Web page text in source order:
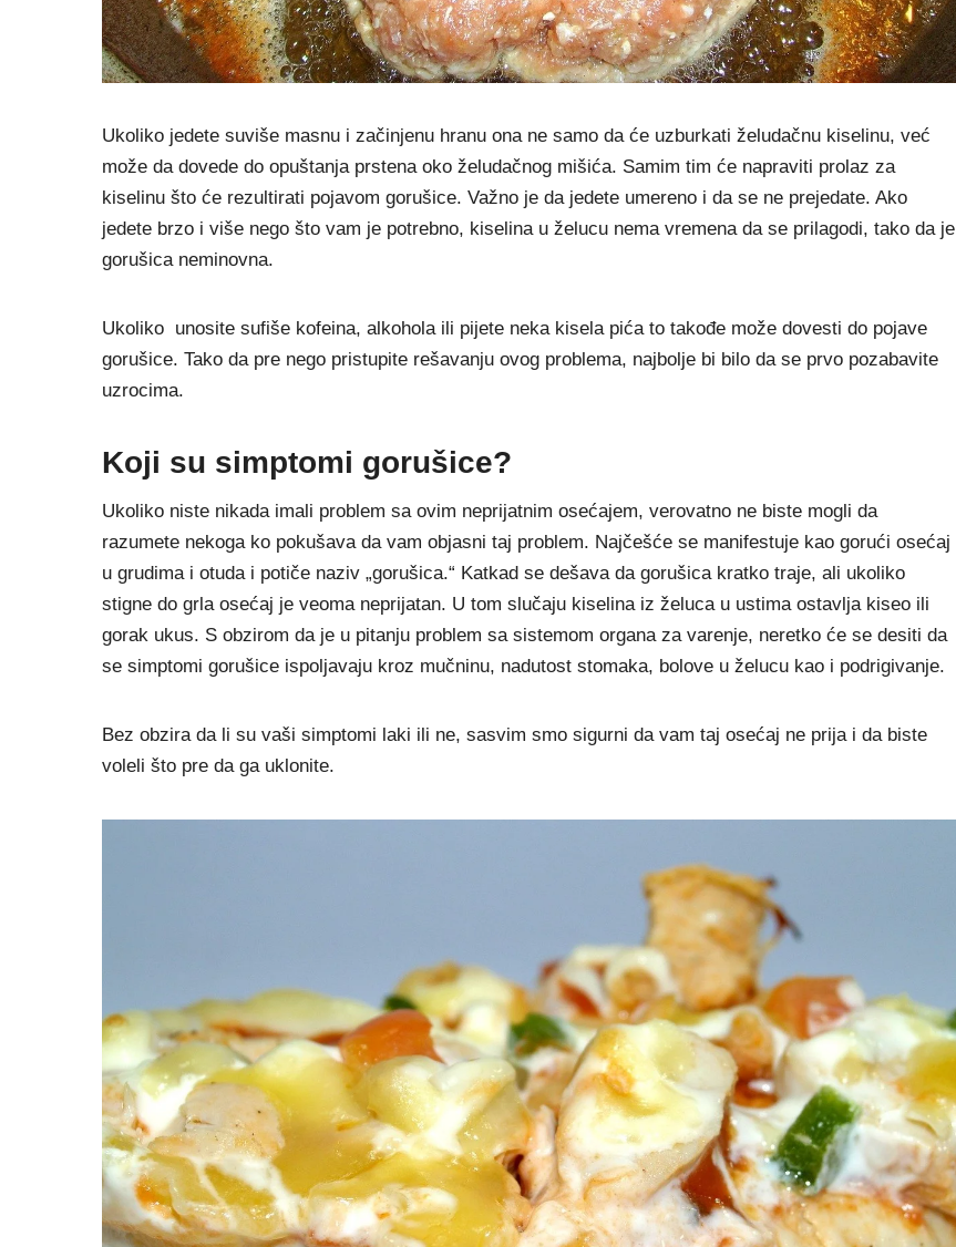
Ukoliko jedete suviše masnu i začinjenu hranu ona ne samo da će uzburkati želudačnu kiselinu, već
može da dovede do opuštanja prstena oko želudačnog mišića. Samim tim će napraviti prolaz za
kiselinu što će rezultirati pojavom gorušice. Važno je da jedete umereno i da se ne prejedate. Ako
jedete brzo i više nego što vam je potrebno, kiselina u želucu nema vremena da se prilagodi, tako da je
gorušica neminovna.
Ukoliko unosite sufiše kofeina, alkohola ili pijete neka kisela pića to takođe može dovesti do pojave
gorušice. Tako da pre nego pristupite rešavanju ovog problema, najbolje bi bilo da se prvo pozabavite
uzrocima.
Koji su simptomi gorušice?
Ukoliko niste nikada imali problem sa ovim neprijatnim osećajem, verovatno ne biste mogli da
razumete nekoga ko pokušava da vam objasni taj problem. Najčešće se manifestuje kao gorući osećaj
u grudima i otuda i potiče naziv „gorušica.“ Katkad se dešava da gorušica kratko traje, ali ukoliko
stigne do grla osećaj je veoma neprijatan. U tom slučaju kiselina iz želuca u ustima ostavlja kiseo ili
gorak ukus. S obzirom da je u pitanju problem sa sistemom organa za varenje, neretko će se desiti da
se simptomi gorušice ispoljavaju kroz mučninu, nadutost stomaka, bolove u želucu kao i podrigivanje.
Bez obzira da li su vaši simptomi laki ili ne, sasvim smo sigurni da vam taj osećaj ne prija i da biste
voleli što pre da ga uklonite.